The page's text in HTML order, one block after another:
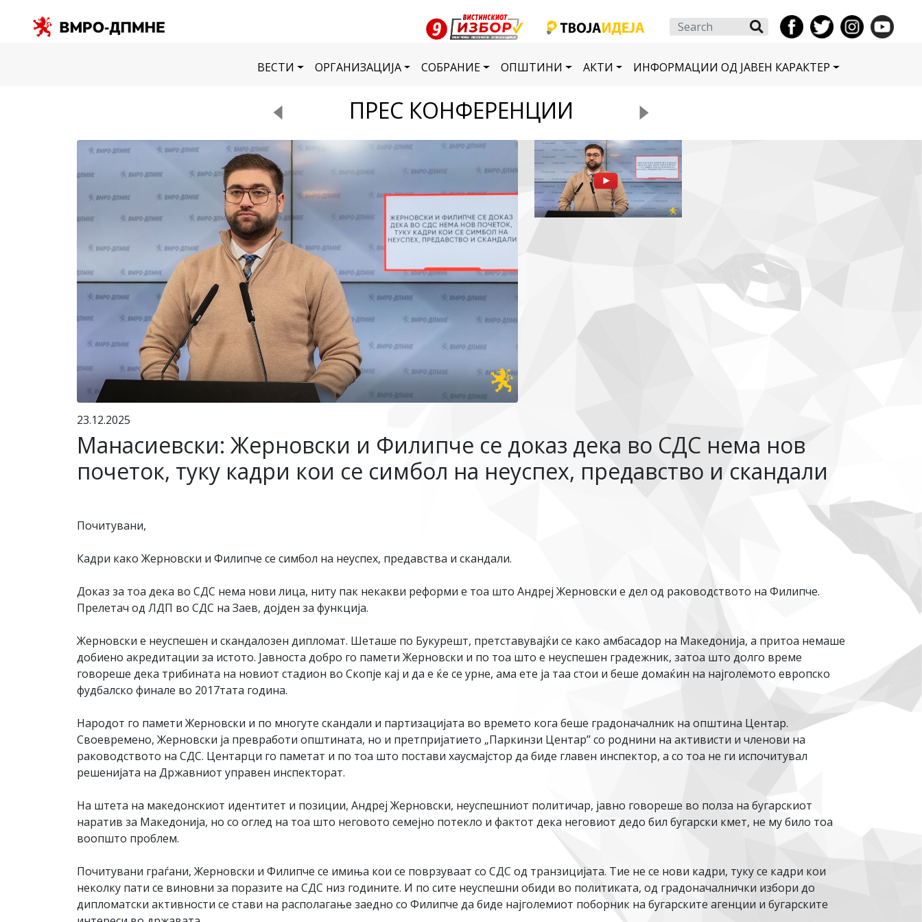
Search
ВЕСТИ ОРГАНИЗАЦИЈА СОБРАНИЕ ОПШТИНИ АКТИ ИНФОРМАЦИИ ОД ЈАВЕН КАРАКТЕР
ПРЕС КОНФЕРЕНЦИИ
23.12.2025
Манасиевски: Жерновски и Филипче се доказ дека во СДС нема нов
почеток, туку кадри кои се симбол на неуспех, предавство и скандали
Почитувани,
Кадри како Жерновски и Филипче се симбол на неуспех, предавства и скандали.
Доказ за тоа дека во СДС нема нови лица, ниту пак некакви реформи е тоа што Андреј Жерновски е дел од раководството на Филипче.
Прелетач од ЛДП во СДС на Заев, дојден за функција.
Жерновски е неуспешен и скандалозен дипломат. Шеташе по Букурешт, претставувајќи се како амбасадор на Македонија, а притоа немаше
добиено акредитации за истото. Јавноста добро го памети Жерновски и по тоа што е неуспешен градежник, затоа што долго време
говореше дека трибината на новиот стадион во Скопје кај и да е ќе се урне, ама ете ја таа стои и беше домаќин на најголемото европско
фудбалско финале во 2017тата година.
Народот го памети Жерновски и по многуте скандали и партизацијата во времето кога беше градоначалник на општина Центар.
Своевремено, Жерновски ја превработи општината, но и претпријатието „Паркинзи Центар’’ со роднини на активисти и членови на
раководството на СДС. Центарци го паметат и по тоа што постави хаусмајстор да биде главен инспектор, а со тоа не ги испочитувал
решенијата на Државниот управен инспекторат.
На штета на македонскиот идентитет и позиции, Андреј Жерновски, неуспешниот политичар, јавно говореше во полза на бугарскиот
наратив за Македонија, но со оглед на тоа што неговото семејно потекло и фактот дека неговиот дедо бил бугарски кмет, не му било тоа
воопшто проблем.
Почитувани граѓани, Жерновски и Филипче се имиња кои се поврзуваат со СДС од транзицијата. Тие не се нови кадри, туку се кадри кои
неколку пати се виновни за поразите на СДС низ годините. И по сите неуспешни обиди во политиката, од градоначалнички избори до
дипломатски активности се стави на располагање заедно со Филипче да биде најголемиот поборник на бугарските агенции и бугарските